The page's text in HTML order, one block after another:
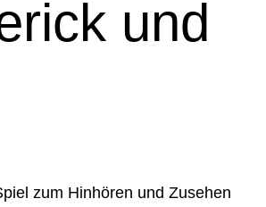
und
zum Hinhören und Zusehen